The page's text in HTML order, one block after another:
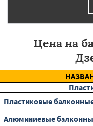
Цена на
Пластиковые
Алюминиевые